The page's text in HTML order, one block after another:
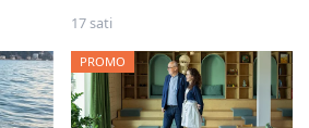
17 sati
PROMO